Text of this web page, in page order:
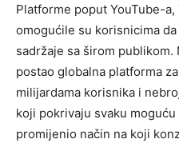
Platforme poput YouTube-
omogućile su korisnicima
sadržaje sa širom publikom.
postao globalna platforma
milijardama korisnika i
koji pokrivaju svaku
promijenio način na koji